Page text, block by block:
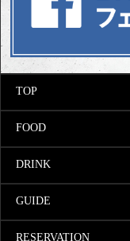
TOP
FOOD
DRINK
GUIDE
RESERVATION